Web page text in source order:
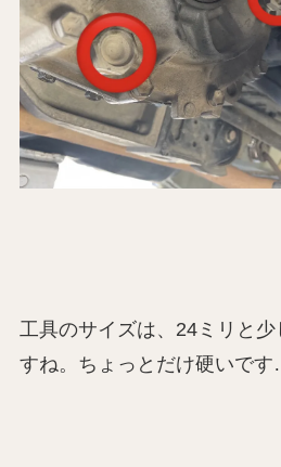
工具のサイズは、24ミリと
すね。ちょっとだけ硬いです